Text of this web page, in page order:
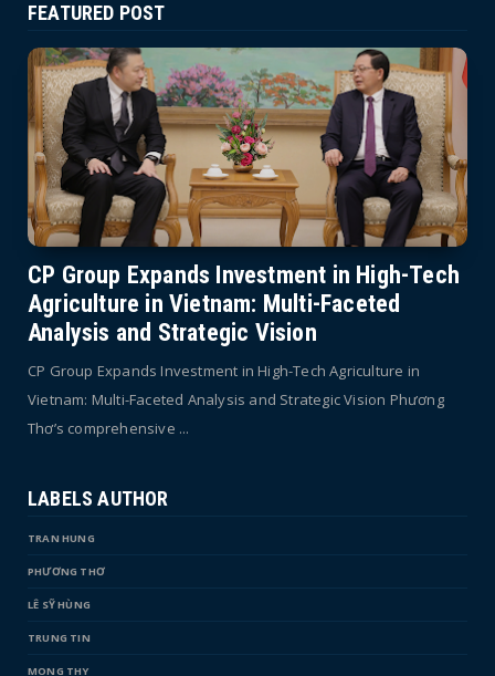
FEATURED POST
CP Group Expands Investment in High-Tech
Agriculture in Vietnam: Multi-Faceted
Analysis and Strategic Vision
CP Group Expands Investment in High-Tech Agriculture in
Vietnam: Multi-Faceted Analysis and Strategic Vision Phương
Thơ’s comprehensive ...
LABELS AUTHOR
TRAN HUNG
PHƯƠNG THƠ
LÊ SỸ HÙNG
TRUNG TIN
MONG THY